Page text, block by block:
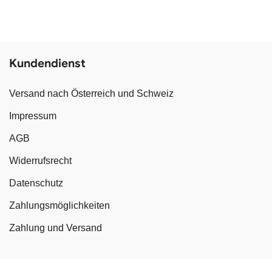
Kundendienst
Versand nach Österreich und Schweiz
Impressum
AGB
Widerrufsrecht
Datenschutz
Zahlungsmöglichkeiten
Zahlung und Versand